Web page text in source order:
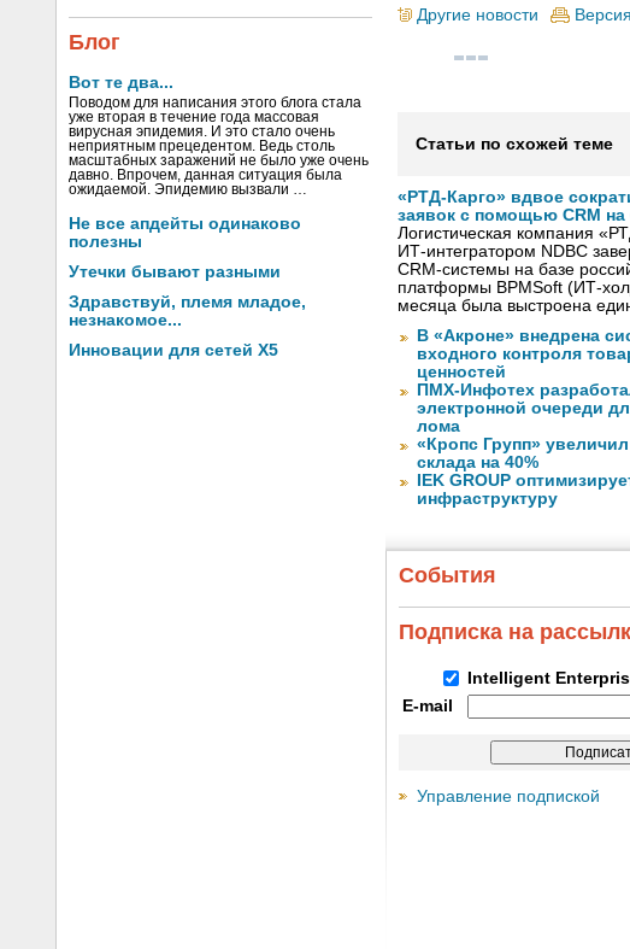
Блог
Вот те два...
Поводом для написания этого блога стала
уже вторая в течение года массовая
вирусная эпидемия. И это стало очень
неприятным прецедентом. Ведь столь
масштабных заражений не было уже очень
давно. Впрочем, данная ситуация была
ожидаемой. Эпидемию вызвали …
Не все апдейты одинаково
полезны
Утечки бывают разными
Здравствуй, племя младое,
незнакомое...
Инновации для сетей X5
Другие новости
Статьи по схожей теме
«РТД-Карго» вдвое
заявок с помощью CRM на
Логистическая компания
ИТ-интегратором NDBC
CRM-системы на базе
платформы BPMSoft (ИТ-
месяца была выстроена
В «Акроне» внедрена
входного контроля
ценностей
ПМХ-Инфотех
электронной очереди
лома
«Кропс Групп»
склада на 40%
IEK GROUP
инфраструктуру
События
Подписка на
Intelligent
E-mail
Управление подпиской